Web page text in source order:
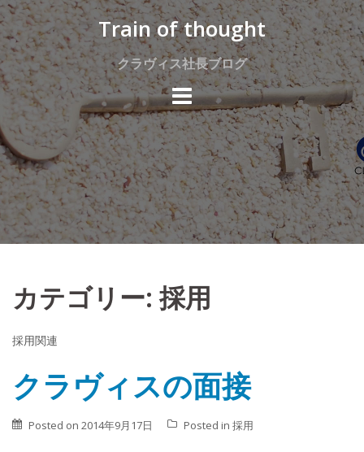
Skip
to
content
Train of thought
クラヴィス社長ブログ
カテゴリー:採用
採用関連
クラヴィスの面接
Posted on 2014年9月17日 Posted in 採用